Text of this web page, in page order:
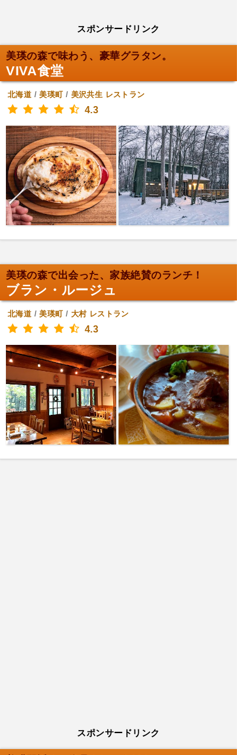
スポンサードリンク
美瑛の森で味わう、豪華グラタン。
VIVA食堂
北海道 /美瑛町/ 美沢共生 レストラン
4.3
美瑛の森で出会った、家族絶賛のランチ！
ブラン・ルージュ
北海道 /美瑛町/ 大村 レストラン
4.3
スポンサードリンク